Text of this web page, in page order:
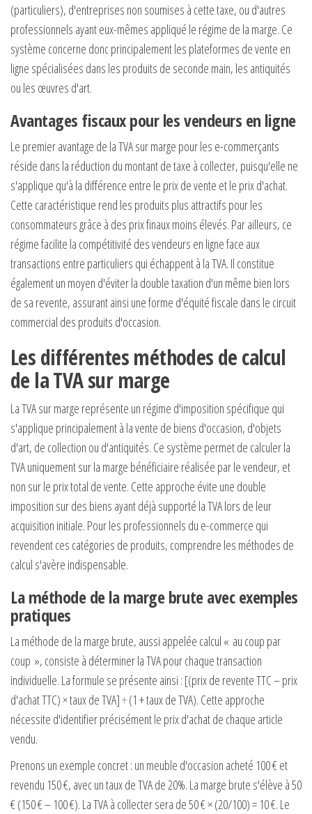
(particuliers), d'entreprises non soumises à cette taxe, ou d'autres
professionnels ayant eux-mêmes appliqué le régime de la marge. Ce
système concerne donc principalement les plateformes de vente en
ligne spécialisées dans les produits de seconde main, les antiquités
ou les œuvres d'art.
Avantages fiscaux pour les vendeurs en ligne
Le premier avantage de la TVA sur marge pour les e-commerçants
réside dans la réduction du montant de taxe à collecter, puisqu'elle ne
s'applique qu'à la différence entre le prix de vente et le prix d'achat.
Cette caractéristique rend les produits plus attractifs pour les
consommateurs grâce à des prix finaux moins élevés. Par ailleurs, ce
régime facilite la compétitivité des vendeurs en ligne face aux
transactions entre particuliers qui échappent à la TVA. Il constitue
également un moyen d'éviter la double taxation d'un même bien lors
de sa revente, assurant ainsi une forme d'équité fiscale dans le circuit
commercial des produits d'occasion.
Les différentes méthodes de calcul
de la TVA sur marge
La TVA sur marge représente un régime d'imposition spécifique qui
s'applique principalement à la vente de biens d'occasion, d'objets
d'art, de collection ou d'antiquités. Ce système permet de calculer la
TVA uniquement sur la marge bénéficiaire réalisée par le vendeur, et
non sur le prix total de vente. Cette approche évite une double
imposition sur des biens ayant déjà supporté la TVA lors de leur
acquisition initiale. Pour les professionnels du e-commerce qui
revendent ces catégories de produits, comprendre les méthodes de
calcul s'avère indispensable.
La méthode de la marge brute avec exemples
pratiques
La méthode de la marge brute, aussi appelée calcul « au coup par
coup », consiste à déterminer la TVA pour chaque transaction
individuelle. La formule se présente ainsi : [(prix de revente TTC – prix
d'achat TTC) × taux de TVA] ÷ (1 + taux de TVA). Cette approche
nécessite d'identifier précisément le prix d'achat de chaque article
vendu.
Prenons un exemple concret : un meuble d'occasion acheté 100 € et
revendu 150 €, avec un taux de TVA de 20%. La marge brute s'élève à 50
€ (150 € – 100 €). La TVA à collecter sera de 50 € × (20/100) = 10 €. Le